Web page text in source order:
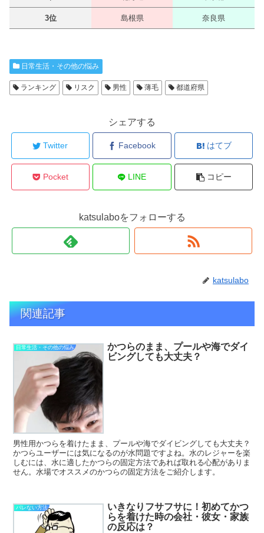
3位 島根県 奈良県
日常生活・その他の悩み
ランキング リスク 男性 薄毛 都道府県
シェアする
Twitter Facebook はてブ
Pocket LINE コピー
katsulaboをフォローする
katsulabo
関連記事
日常生活・その他の悩み
かつらのまま、プールや海でダイ
ビングしても大丈夫？
男性用かつらを着けたまま、プールや海でダイビングしても大丈夫？
かつらユーザーには気になるのが水問題ですよね。水のレジャーを楽
しむには、水に適したかつらの固定方法であれば取れる心配がありま
せん。水場でオススメのかつらの固定方法をご紹介します。
バレない方法
いきなりフサフサに！初めてかつ
らを着けた時の会社・彼女・家族
の反応は？